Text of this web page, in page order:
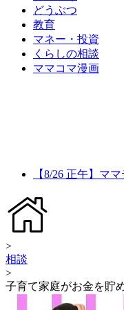
どうぶつ
教育
マネー・投資
くらしの相談
ママコマ漫画
【8/26 正午】マ
>
相談
>
子育て家庭がお金を貯